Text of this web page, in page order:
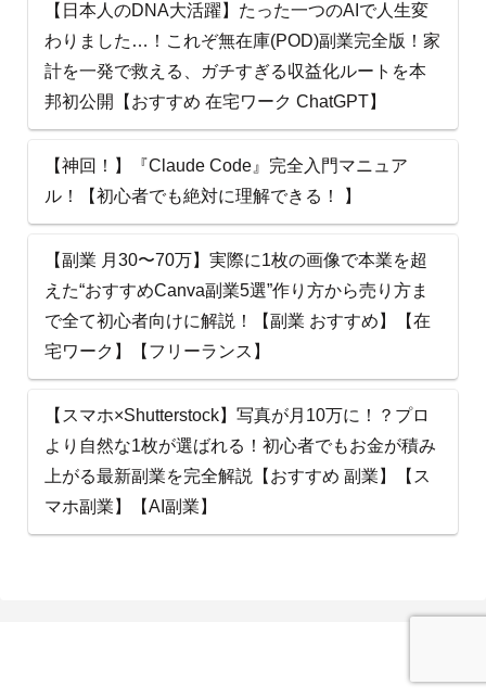
【日本人のDNA大活躍】たった一つのAIで人生変
わりました…！これぞ無在庫(POD)副業完全版！家
計を一発で救える、ガチすぎる収益化ルートを本
邦初公開【おすすめ 在宅ワーク ChatGPT】
【神回！】『Claude Code』完全入門マニュア
ル！【初心者でも絶対に理解できる！ 】
【副業 月30〜70万】実際に1枚の画像で本業を超
えた“おすすめCanva副業5選”作り方から売り方ま
で全て初心者向けに解説！【副業 おすすめ】【在
宅ワーク】【フリーランス】
【スマホ×Shutterstock】写真が月10万に！？プロ
より自然な1枚が選ばれる！初心者でもお金が積み
上がる最新副業を完全解説【おすすめ 副業】【ス
マホ副業】【AI副業】